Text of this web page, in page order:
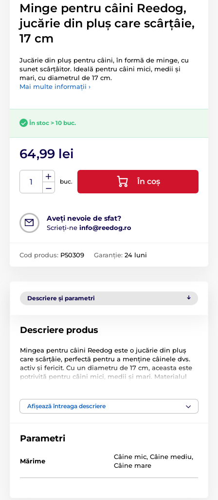
Minge pentru câini Reedog,
jucărie din pluș care scârțâie,
17 cm
Jucărie din pluș pentru câini, în formă de minge, cu
sunet scârțâitor. Ideală pentru câini mici, medii și
mari, cu diametrul de 17 cm.
Mai multe informații ›
În stoc > 10 buc.
64,99 lei
buc. În coș
Aveți nevoie de sfat?
Scrieți-ne info@reedog.ro
Cod produs: P50309 Garanție: 24 luni
Descriere și parametri
Descriere produs
Mingea pentru câini Reedog este o jucărie din pluș
care scârțâie, perfectă pentru a menține câinele dvs.
activ și fericit. Cu un diametru de 17 cm, aceasta este
potrivită pentru câini mici, medii și mari. Materialul
distracție și interacțiune, fiind ideală atât pentru joaca
în interior, cât și în aer liber.
Produsul este inclus în categoria
Afișează întreaga descriere
Parametri
Mărime
Câine mic, Câine mediu,
Câine mare